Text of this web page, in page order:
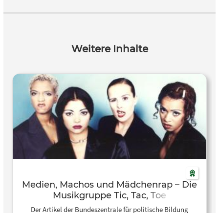
Weitere Inhalte
Medien, Machos und Mädchenrap – Die
Musikgruppe Tic, Tac, Toe
Der Artikel der Bundeszentrale für politische Bildung